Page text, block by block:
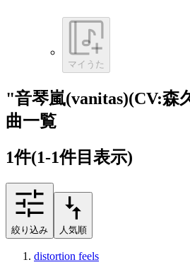
マイうた
"音琴嵐(vanitas)(CV:森
曲一覧
1件(1-1件目表示)
絞り込み 人気順
distortion feels